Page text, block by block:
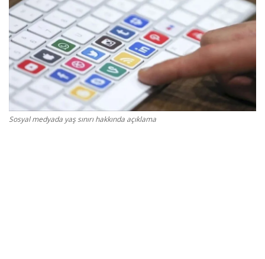
Gizlilik Politikası
Reklam ve İşbirliği
Bodrum Trafik Yoğunluk Haritası
Turizm
Siyaset
Sosyal medyada yaş sınırı hakkında açıklama